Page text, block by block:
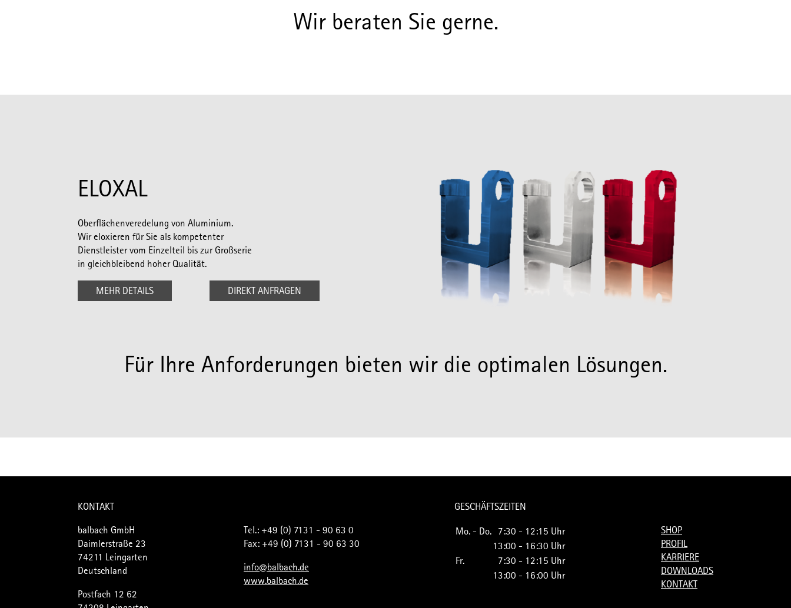
Wir beraten Sie gerne.
ELOXAL
Oberflächenveredelung von Aluminium.
Wir eloxieren für Sie als kompetenter
Dienstleister vom Einzelteil bis zur Großserie
in gleichbleibend hoher Qualität.
MEHR DETAILS DIREKT ANFRAGEN
Für Ihre Anforderungen bieten wir die optimalen Lösungen.
KONTAKT
balbach GmbH
Daimlerstraße 23
74211 Leingarten
Deutschland
Postfach 12 62
Tel.: +49 (0) 7131 - 90 63 0
Fax: +49 (0) 7131 - 90 63 30
info@balbach.de
www.balbach.de
GESCHÄFTSZEITEN
Mo. - Do. 7:30 - 12:15 Uhr
13:00 - 16:30 Uhr
Fr.
7:30 - 12:15 Uhr
13:00 - 16:00 Uhr
SHOP
PROFIL
KARRIERE
DOWNLOADS
KONTAKT